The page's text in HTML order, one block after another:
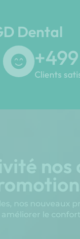
Dental
+500
Clients
nos
nos nouveaux
le